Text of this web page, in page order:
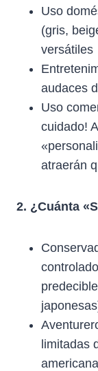
Uso
(gris,
versátiles
audaces
Uso
cuidado!
atraerán
2. ¿Cuánta
limitadas